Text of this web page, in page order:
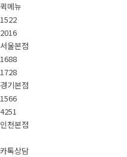
퀵메뉴
1522
2016
서울본점
1688
1728
경기본점
1566
4251
인천본점
카톡상담